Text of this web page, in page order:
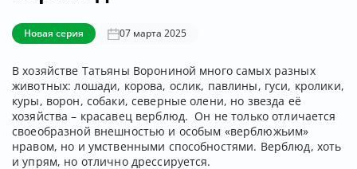
Новая серия 07 марта 2025
В хозяйстве Татьяны Ворониной много самых разных
животных: лошади, корова, ослик, павлины, гуси, кролики,
куры, ворон, собаки, северные олени, но звезда её
хозяйства – красавец верблюд. Он не только отличается
своеобразной внешностью и особым «верблюжьим»
нравом, но и умственными способностями. Верблюд, хоть
и упрям, но отлично дрессируется.